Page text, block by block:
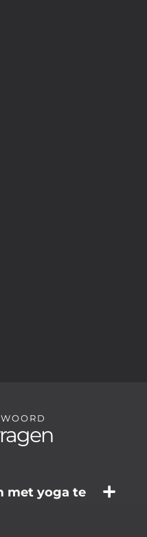
met yoga te